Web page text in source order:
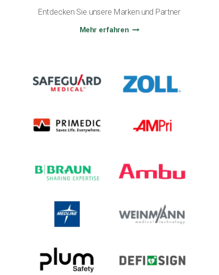
Entdecken Sie unsere Marken und Partner
Mehr erfahren